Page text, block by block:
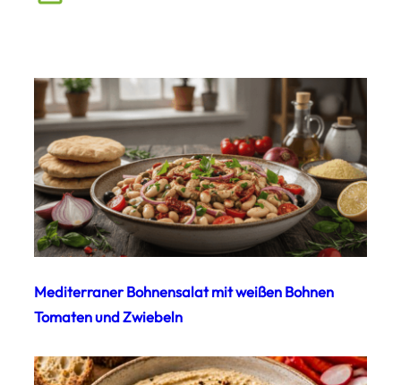
Mediterraner Bohnensalat mit weißen Bohnen
Tomaten und Zwiebeln